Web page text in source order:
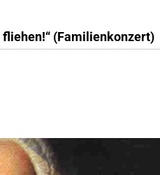
fliehen!“ (Familienkonzert)